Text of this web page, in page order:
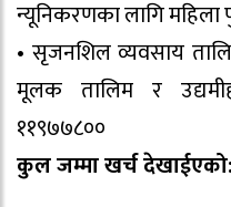
न्यूनिकरणका लागि
• सृजनशिल व्यवसाय
मूलक तालिम र
११९७७८००
कुल जम्मा खर्च